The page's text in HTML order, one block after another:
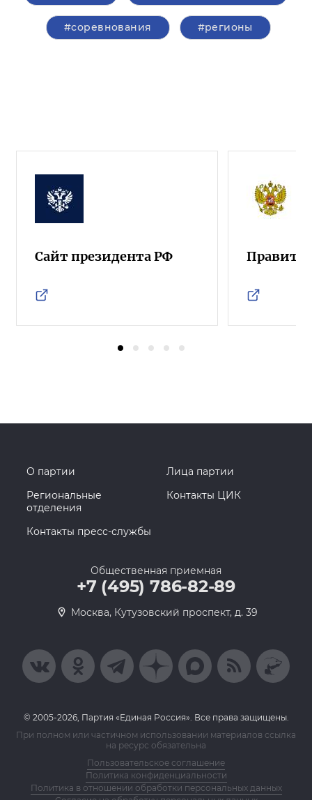
#соревнования #регионы
Сайт президента РФ
О партии
Лица партии
Региональные
отделения
Контакты ЦИК
Контакты пресс-службы
Общественная приемная
+7 (495) 786-82-89
Москва, Кутузовский проспект, д. 39
© 2005-2026, Партия «Единая Россия». Все права защищены.
При полном или частичном использовании материалов ссылка
на ресурс обязательна
Пользовательское соглашение
Политика конфиденциальности
Политика в отношении обработки персональных данных